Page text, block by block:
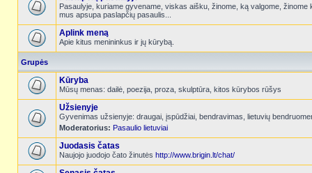
Pasaulyje, kuriame gyvename, viskas aišku, žinome, ką valgome, žinome
mus apsupa paslapčių pasaulis...
Aplink meną
Apie kitus menininkus ir jų kūrybą.
Grupės
Kūryba
Mūsų menas: dailė, poezija, proza, skulptūra, kitos kūrybos rūšys
Užsienyje
Gyvenimas užsienyje: draugai, įspūdžiai, bendravimas, lietuvių
Moderatorius: Pasaulio lietuviai
Juodasis čatas
Naujojo juodojo čato žinutės http://www.brigin.lt/chat/